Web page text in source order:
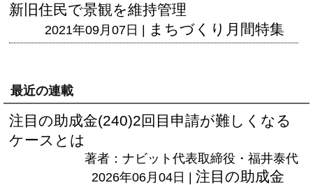
新旧住民で景観を維持管理
2021年09月07日 | まちづくり月間特集
最近の連載
注目の助成金(240)2回目申請が難しくなる
ケースとは
著者：ナビット代表取締役・福井泰代
2026年06月04日 | 注目の助成金